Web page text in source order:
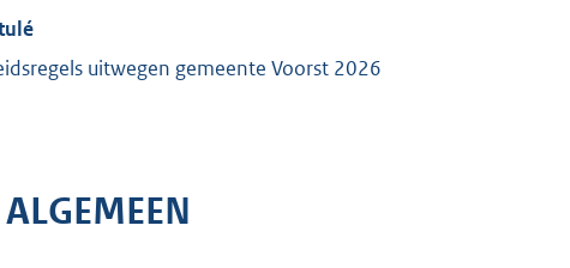
uitwegen gemeente Voorst 2026